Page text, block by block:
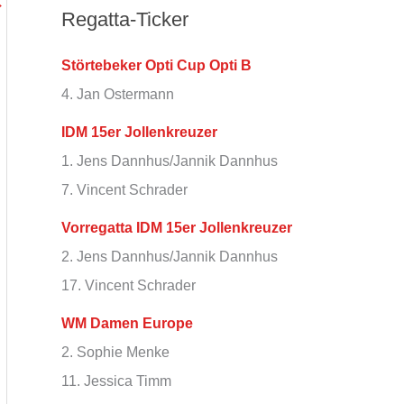
Regatta-Ticker
Störtebeker Opti Cup Opti B
4. Jan Ostermann
IDM 15er Jollenkreuzer
1. Jens Dannhus/Jannik Dannhus
7. Vincent Schrader
Vorregatta IDM 15er Jollenkreuzer
2. Jens Dannhus/Jannik Dannhus
17. Vincent Schrader
WM Damen Europe
2. Sophie Menke
11. Jessica Timm